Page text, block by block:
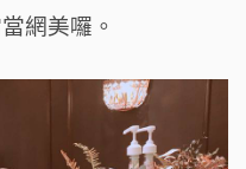
網美囉。